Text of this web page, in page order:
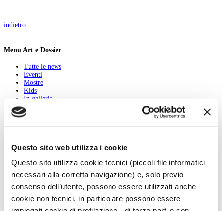
Questo sito web utilizza i cookie
Questo sito utilizza cookie tecnici (piccoli file informatici
necessari alla corretta navigazione) e, solo previo
consenso dell’utente, possono essere utilizzati anche
cookie non tecnici, in particolare possono essere
indietro
Menu Art e Dossier
Tutte le news
Eventi
Mostre
Kids
In galleria
Cataloghi e libri
Aste e mercato